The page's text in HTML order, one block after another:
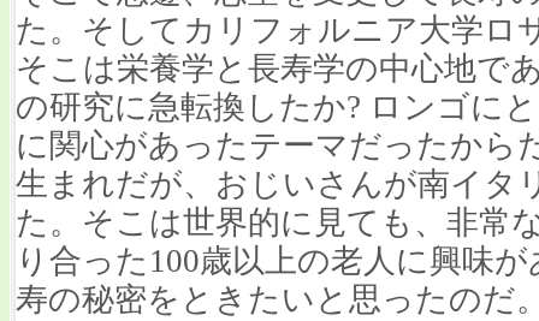
た。そしてカリフォルニア大学ロ
そこは栄養学と長寿学の中心地で
の研究に急転換したか? ロンゴに
に関心があったテーマだったから
生まれだが、おじいさんが南イタ
た。そこは世界的に見ても、非常
り合った100歳以上の老人に興味
寿の秘密をときたいと思ったのだ